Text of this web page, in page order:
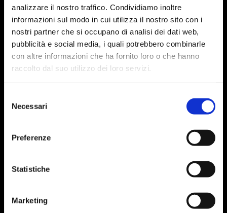
analizzare il nostro traffico. Condividiamo inoltre
informazioni sul modo in cui utilizza il nostro sito con i
nostri partner che si occupano di analisi dei dati web,
pubblicità e social media, i quali potrebbero combinarle
con altre informazioni che ha fornito loro o che hanno
raccolto dal suo utilizzo dei loro servizi.
delNecessari
Preferenze
Statistiche
Marketing